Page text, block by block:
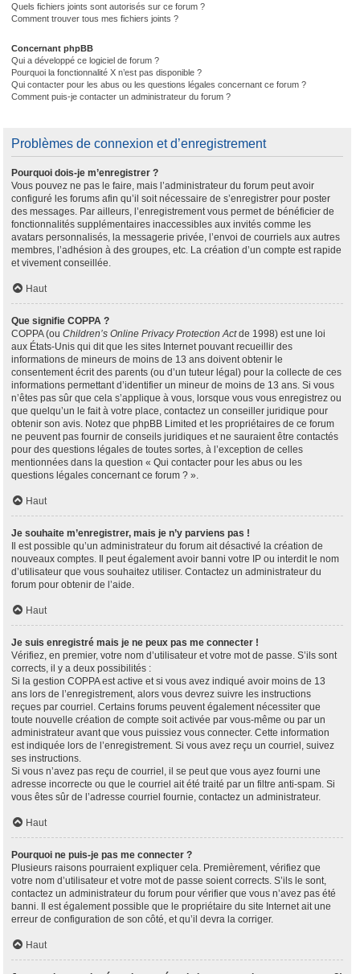
Quels fichiers joints sont autorisés sur ce forum ?
Comment trouver tous mes fichiers joints ?
Concernant phpBB
Qui a développé ce logiciel de forum ?
Pourquoi la fonctionnalité X n’est pas disponible ?
Qui contacter pour les abus ou les questions légales concernant ce forum ?
Comment puis-je contacter un administrateur du forum ?
Problèmes de connexion et d’enregistrement
Pourquoi dois-je m’enregistrer ?
Vous pouvez ne pas le faire, mais l’administrateur du forum peut avoir
configuré les forums afin qu’il soit nécessaire de s’enregistrer pour poster
des messages. Par ailleurs, l’enregistrement vous permet de bénéficier de
fonctionnalités supplémentaires inaccessibles aux invités comme les
avatars personnalisés, la messagerie privée, l’envoi de courriels aux autres
membres, l’adhésion à des groupes, etc. La création d’un compte est rapide
et vivement conseillée.
Haut
Que signifie COPPA ?
COPPA (ou Children’s Online Privacy Protection Actde 1998) est une loi
aux États-Unis qui dit que les sites Internet pouvant recueillir des
informations de mineurs de moins de 13 ans doivent obtenir le
consentement écrit des parents (ou d’un tuteur légal) pour la collecte de ces
informations permettant d’identifier un mineur de moins de 13 ans. Si vous
n’êtes pas sûr que cela s’applique à vous, lorsque vous vous enregistrez ou
que quelqu’un le fait à votre place, contactez un conseiller juridique pour
obtenir son avis. Notez que phpBB Limited et les propriétaires de ce forum
ne peuvent pas fournir de conseils juridiques et ne sauraient être contactés
pour des questions légales de toutes sortes, à l’exception de celles
mentionnées dans la question « Qui contacter pour les abus ou les
questions légales concernant ce forum ? ».
Haut
Je souhaite m’enregistrer, mais je n’y parviens pas !
Il est possible qu’un administrateur du forum ait désactivé la création de
nouveaux comptes. Il peut également avoir banni votre IP ou interdit le nom
d’utilisateur que vous souhaitez utiliser. Contactez un administrateur du
forum pour obtenir de l’aide.
Haut
Je suis enregistré mais je ne peux pas me connecter !
Vérifiez, en premier, votre nom d’utilisateur et votre mot de passe. S’ils sont
corrects, il y a deux possibilités :
Si la gestion COPPA est active et si vous avez indiqué avoir moins de 13
ans lors de l’enregistrement, alors vous devrez suivre les instructions
reçues par courriel. Certains forums peuvent également nécessiter que
toute nouvelle création de compte soit activée par vous-même ou par un
administrateur avant que vous puissiez vous connecter. Cette information
est indiquée lors de l’enregistrement. Si vous avez reçu un courriel, suivez
ses instructions.
Si vous n’avez pas reçu de courriel, il se peut que vous ayez fourni une
adresse incorrecte ou que le courriel ait été traité par un filtre anti-spam. Si
vous êtes sûr de l’adresse courriel fournie, contactez un administrateur.
Haut
Pourquoi ne puis-je pas me connecter ?
Plusieurs raisons pourraient expliquer cela. Premièrement, vérifiez que
votre nom d’utilisateur et votre mot de passe soient corrects. S’ils le sont,
contactez un administrateur du forum pour vérifier que vous n’avez pas été
banni. Il est également possible que le propriétaire du site Internet ait une
erreur de configuration de son côté, et qu’il devra la corriger.
Haut